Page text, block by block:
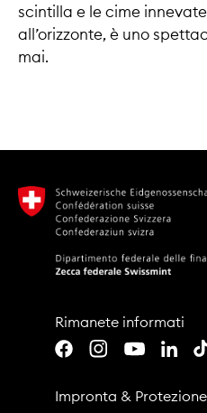
scintilla e le cime
all’orizzonte, è uno
mai.
Rimanete informati
FacebookInstagramYoutubeLinkedIn
Impronta &